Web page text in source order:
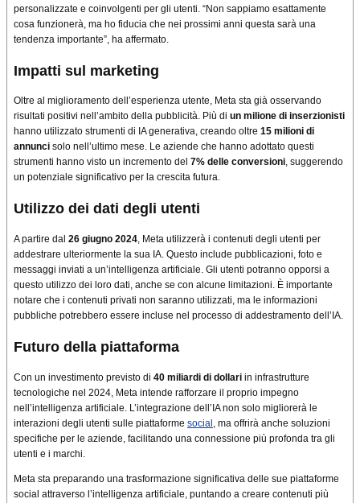
personalizzate e coinvolgenti per gli utenti. “Non sappiamo esattamente
cosa funzionerà, ma ho fiducia che nei prossimi anni questa sarà una
tendenza importante”, ha affermato
Impatti sul marketing
Oltre al miglioramento dell’esperienza utente, Meta sta già osservando
risultati positivi nell’ambito della pubblicità. Più di un milione di inserzionisti
hanno utilizzato strumenti di IA generativa, creando oltre 15 milioni di
annunci solo nell’ultimo mese. Le aziende che hanno adottato questi
strumenti hanno visto un incremento del 7% delle conversioni, suggerendo
un potenziale significativo per la crescita futura.
Utilizzo dei dati degli utenti
A partire dal 26 giugno 2024, Meta utilizzerà i contenuti degli utenti per
addestrare ulteriormente la sua IA. Questo include pubblicazioni, foto e
messaggi inviati a un’intelligenza artificiale. Gli utenti potranno opporsi a
questo utilizzo dei loro dati, anche se con alcune limitazioni. È importante
notare che i contenuti privati non saranno utilizzati, ma le informazioni
pubbliche potrebbero essere incluse nel processo di addestramento dell’IA.
Futuro della piattaforma
Con un investimento previsto di 40 miliardi di dollari in infrastrutture
tecnologiche nel 2024, Meta intende rafforzare il proprio impegno
nell’intelligenza artificiale. L’integrazione dell’IA non solo migliorerà le
interazioni degli utenti sulle piattaforme social , ma offrirà anche soluzioni
specifiche per le aziende, facilitando una connessione più profonda tra gli
utenti e i marchi.
Meta sta preparando una trasformazione significativa delle sue piattaforme
social attraverso l’intelligenza artificiale, puntando a creare contenuti più